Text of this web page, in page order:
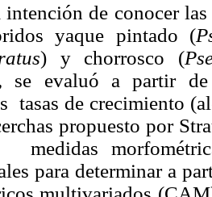
intención de conocer
yaque pintado (
) y chorrosco (
se evaluó a partir de
tasas de crecimiento
propuesto por
medidas
para determinar a